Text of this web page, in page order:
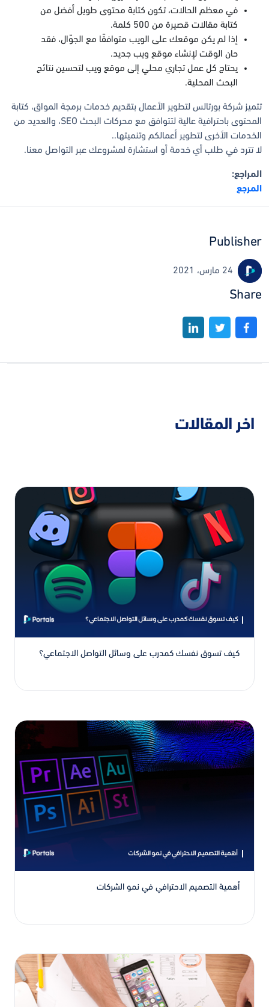
في معظم الحالات، تكون كتابة محتوى طويل أفضل من
كتابة مقالات قصيرة من 500 كلمة.
إذا لم يكن موقعك على الويب متوافقًا مع الجوّال، فقد
حان الوقت لإنشاء موقع ويب جديد.
يحتاج كل عمل تجاري محلي إلى موقع ويب لتحسين نتائج
البحث المحلية.
تتميز شركة بورتالس لتطوير الأعمال بتقديم خدمات برمجة المواق، كتابة
المحتوى باحترافية عالية لتتوافق مع محركات البحث SEO، والعديد من
الخدمات الأخرى لتطوير أعمالكم وتنميتها..
لا تترد في طلب أي خدمة أو استشارة لمشروعك عبر التواصل معنا.
المراجع:
المرجع
Publisher
24 مارس، 2021
Share
اخر المقالات
كيف تسوق نفسك كمدرب على وسائل التواصل الاجتماعي؟
أهمية التصميم الاحترافي في نمو الشركات